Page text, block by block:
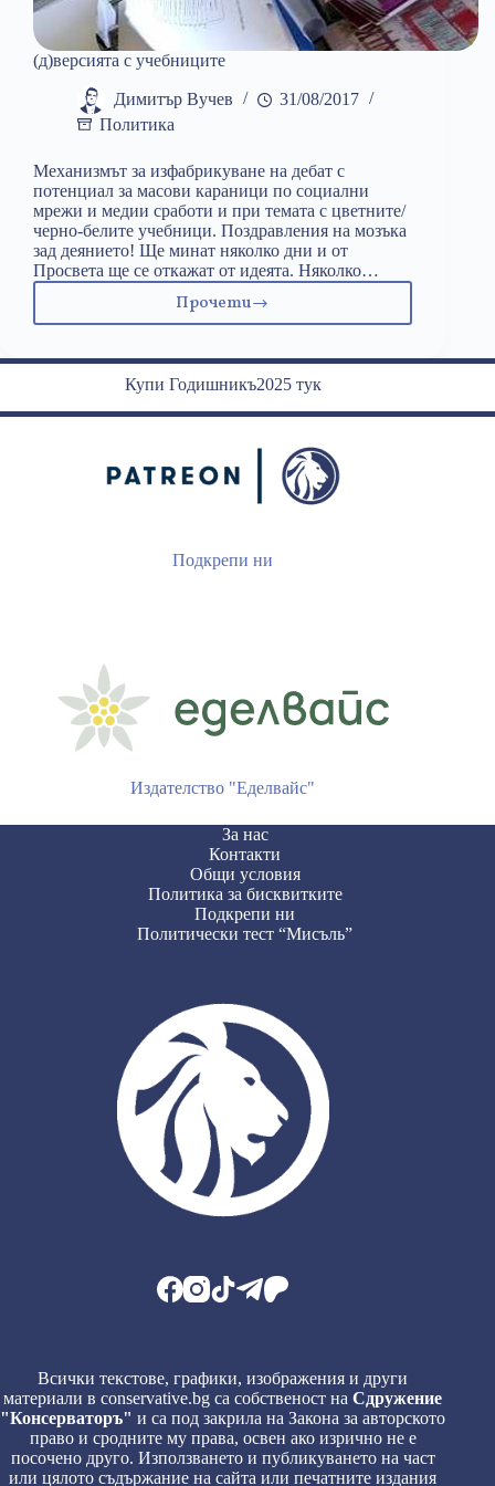
(д)версията с учебниците
Димитър Вучев
31/08/2017
Политика
Механизмът за изфабрикувaне на дебат с
потенциал за масови караници по социални
мрежи и медии сработи и при темата с цветните/
черно-белите учебници. Поздравления на мозъка
зад деянието! Ще минат няколко дни и от
Просвета ще се откажат от идеята. Няколко…
Прочети(д)версията
учебниците
Купи Годишникъ2025 тук
Подкрепи ни
Издателство "Еделвайс"
За нас
Контакти
Общи условия
Политика за бисквитките
Подкрепи ни
Политически тест “Мисъль”
Всички текстове, графики, изображения и други
материали в conservative.bg са собственост наСдружение
"Консерваторъ" и са под закрила на Закона за авторското
право и сродните му права, освен ако изрично не е
посочено друго. Използването и публикуването на част
или цялото съдържание на сайта или печатните издания